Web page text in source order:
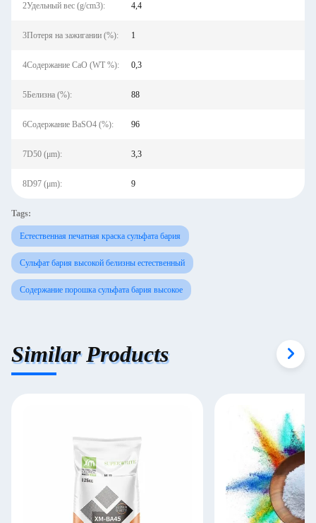
2Удельный вес (g/cm3): 4,4
3Потеря на зажигании (%): 1
4Содержание CaO (WT %): 0,3
5Белизна (%): 88
6Содержание BaSO4 (%): 96
7D50 (μm): 3,3
8D97 (μm): 9
Tags:
Естественная печатная краска сульфата бария
Сульфат бария высокой белизны естественный
Содержание порошка сульфата бария высокое
Similar Products